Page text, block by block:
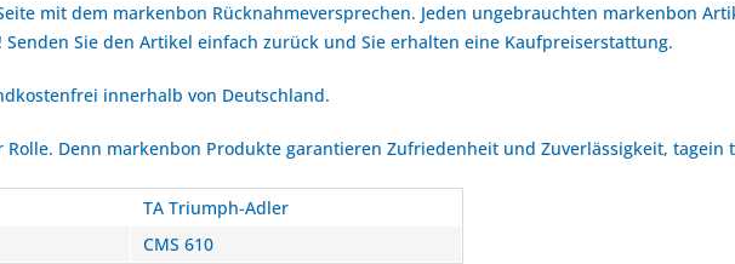
mit dem markenbon Rücknahmeversprechen. Jeden ungebrauchten markenbon
Sie den Artikel einfach zurück und Sie erhalten eine Kaufpreiserstattung.
innerhalb von Deutschland.
Rolle. Denn markenbon Produkte garantieren Zufriedenheit und Zuverlässigkeit, tagein
TA Triumph-Adler
CMS 610